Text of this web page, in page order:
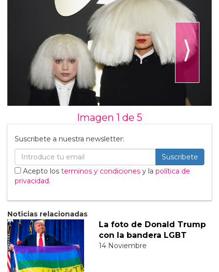
⟩
Imagen 1 de 5
Suscribete a nuestra newsletter:
Suscribete
Acepto los terminos y condiciones y la política de
privacidad.
Noticias relacionadas
La foto de Donald Trump
con la bandera LGBT
14 Noviembre